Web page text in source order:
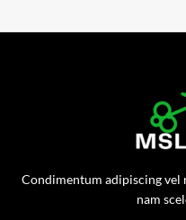
Condimentum adipiscing vel
nam